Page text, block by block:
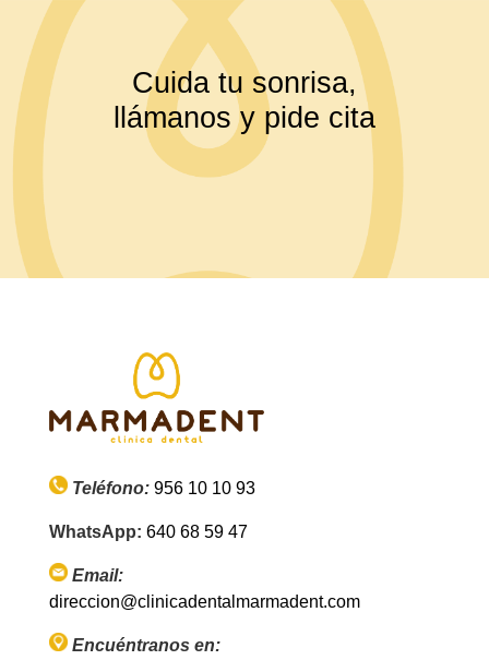
Cuida tu sonrisa,
llámanos y pide cita
Teléfono:956 10 10 93
WhatsApp: 640 68 59 47
Email:
direccion@clinicadentalmarmadent.com
Encuéntranos en: